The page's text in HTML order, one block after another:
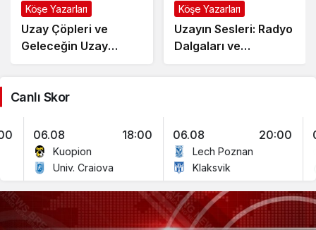
Köşe Yazarları
Uzay Çöpleri ve
Geleceğin Uzay
Köşe Yazarları
Uzayın Sesleri: Radyo
Dalgaları ve
Canlı Skor
06.08 18:00
Kuopion
Univ. Craiova
06.08 20:00
Lech Poznan
Klaksvik